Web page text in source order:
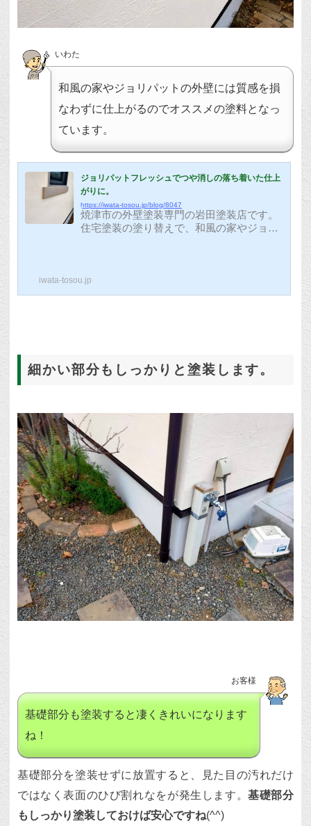
いわた
和風の家やジョリパットの外壁には質感を損
なわずに仕上がるのでオススメの塗料となっ
ています。
ジョリパットフレッシュでつや消しの落ち着いた仕上
がりに。
https://iwata-tosou.jp/blog/8047
焼津市の外壁塗装専門の岩田塗装店です。
住宅塗装の塗り替えで、和風の家やジョリ
ージが変わります。）今回のお客様も、落
ち着いたつや消しでの塗装が希望だったの
す。通常の塗装と同様で、最初に密着をよ
くする『プライマー』を塗装します。ジョ
iwata-tosou.jp
細かい部分もしっかりと塗装します。
お客様
基礎部分も塗装すると凄くきれいになります
ね！
基礎部分を塗装せずに放置すると、見た目の汚れだけ
ではなく表面のひび割れなをが発生します。基礎部分
もしっかり塗装しておけば安心ですね(^^)